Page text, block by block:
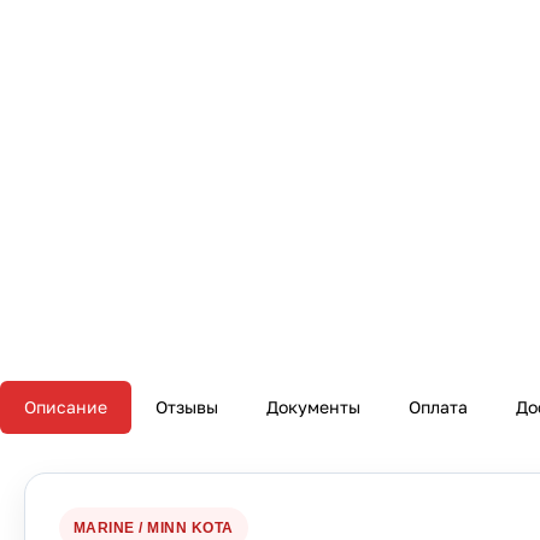
Описание Отзывы Документы Оплата
MARINE / MINN KOTA